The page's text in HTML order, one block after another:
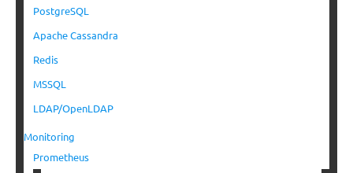
PostgreSQL
Apache Cassandra
Redis
MSSQL
LDAP/OpenLDAP
Monitoring
Prometheus